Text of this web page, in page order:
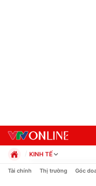
KINH TẾ
Chính trị
Tài chính Thị trường Góc